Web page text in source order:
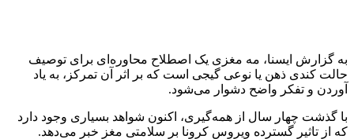
به گزارش ایسنا، مه‌ مغزی یک اصطلاح محاوره‌ای برای توصیف
حالت کندی ذهن یا نوعی گیجی است که بر اثر آن تمرکز، به یاد
آوردن و تفکر واضح دشوار می‌شود.
با گذشت چهار سال از همه‌گیری، اکنون شواهد بسیاری وجود دارد
که از تاثیر گسترده ویروس کرونا بر سلامتی مغز خبر می‌دهد.